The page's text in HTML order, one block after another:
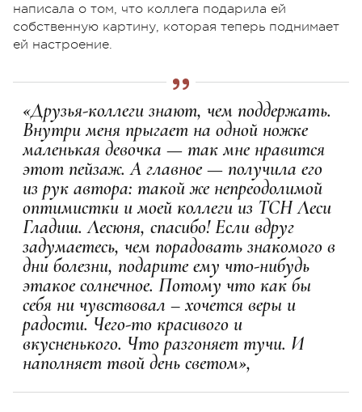
написала о том, что коллега подарила ей
собственную картину, которая теперь поднимает
ей настроение.
«Друзья-коллеги знают, чем поддержать.
Внутри меня прыгает на одной ножке
маленькая девочка — так мне нравится
этот пейзаж. А главное — получила его
из рук автора: такой же непреодолимой
оптимистки и моей коллеги из ТСН Леси
Гладиш. Лесюня, спасибо! Если вдруг
задумаетесь, чем порадовать знакомого в
дни болезни, подарите ему что-нибудь
этакое солнечное. Потому что как бы
себя ни чувствовал – хочется веры и
радости. Чего-то красивого и
вкусненького. Что разгоняет тучи. И
наполняет твой день светом»,